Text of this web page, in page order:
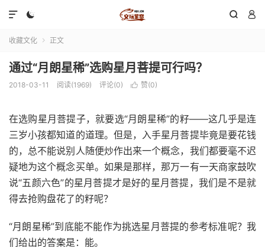
  

收藏文化  正文
通过“月朗星稀”选购星月菩提可行吗？
2018-03-11 阅读(1969) 评论(0)  赞(0)
在选购星月菩提子，就要选“月朗星稀”的籽——这几乎是连
三岁小孩都知道的道理。但是，入手星月菩提毕竟是要花钱
的，总不能说别人随便炒作出来一个概念，我们都要毫不迟
疑地为这个概念买单。如果是那样，那万一有一天商家鼓吹
说“五颜六色”的星月菩提才是好的星月菩提，我们是不是就
得去抢购盘花了的籽呢？
“月朗星稀”到底能不能作为挑选星月菩提的参考标准呢？我
们给出的答案是：能。